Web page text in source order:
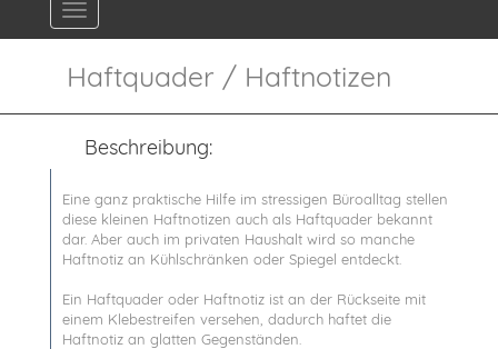
Navigation ein-/ausblenden
Haftquader / Haftnotizen
Beschreibung:
Eine ganz praktische Hilfe im stressigen Büroalltag stellen
diese kleinen Haftnotizen auch als Haftquader bekannt
dar. Aber auch im privaten Haushalt wird so manche
Haftnotiz an Kühlschränken oder Spiegel entdeckt.
Ein Haftquader oder Haftnotiz ist an der Rückseite mit
einem Klebestreifen versehen, dadurch haftet die
Haftnotiz an glatten Gegenständen.